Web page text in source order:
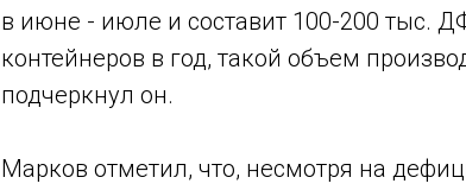
в июне - июле и составит 100-200 тыс.
контейнеров в год, такой объем
подчеркнул он.
Марков отметил, что, несмотря на